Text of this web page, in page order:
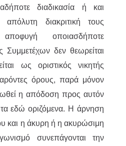
διαδικασία ή και
διακριτική τους
οποιασδήποτε
Συμμετέχων δεν θεωρείται
ως οριστικός νικητής
όρους, παρά μόνον
η απόδοση προς αυτόν
εδώ οριζόμενα. Η άρνηση
και η άκυρη ή η ακυρώσιμη
συνεπάγονται την